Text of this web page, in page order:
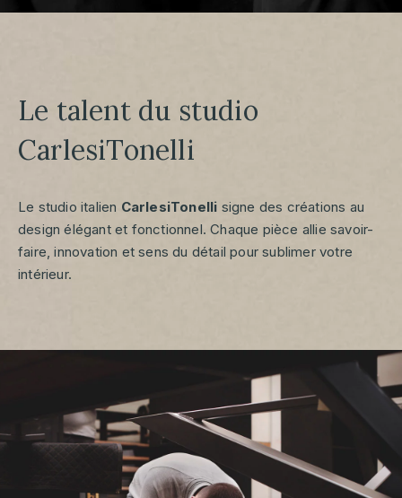
Le talent du studio
CarlesiTonelli
Le studio italien CarlesiTonelli signe des créations au
design élégant et fonctionnel. Chaque pièce allie savoir-
faire, innovation et sens du détail pour sublimer votre
intérieur.